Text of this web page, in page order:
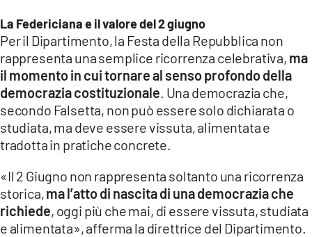
La Federiciana e il valore del 2 giugno
Per il Dipartimento, la Festa della Repubblica non
rappresenta una semplice ricorrenza celebrativa, ma
il momento in cui tornare al senso profondo della
democrazia costituzionale . Una democrazia che,
secondo Falsetta, non può essere solo dichiarata o
studiata, ma deve essere vissuta, alimentata e
tradotta in pratiche concrete.
«Il 2 Giugno non rappresenta soltanto una ricorrenza
storica,ma l’atto di nascita di una democrazia che
richiede, oggi più che mai, di essere vissuta, studiata
e alimentata», afferma la direttrice del Dipartimento.